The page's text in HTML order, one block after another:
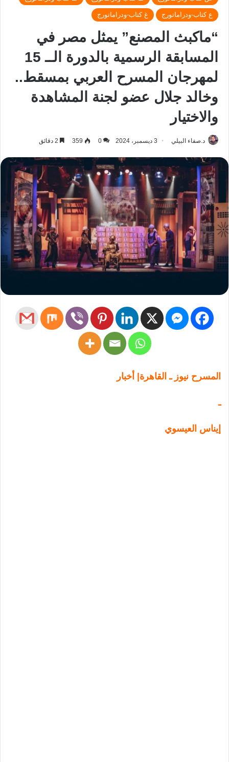
ع كتاب-ودراماتورج غ كتاب-ودراماتورج
“ماكبث المصنع” يمثل مصر في
المسابقة الرسمية بالدورة الــ 15
لمهرجان المسرح العربي بمسقط..
وخالد جلال عضو لجنة المشاهدة
والاختيار
د.صفاء البيلي 3 ديسمبر، 2024 0
359
المسرح نيوز ـ القاهرة| أخبار
ـ
إيناس العيسوي